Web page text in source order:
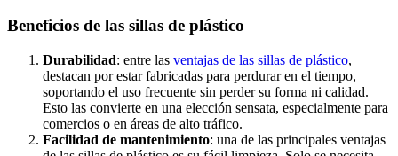
Beneficios de las sillas de plástico
Durabilidad: entre las ventajas de las sillas de plástico,
destacan por estar fabricadas para perdurar en el tiempo,
soportando el uso frecuente sin perder su forma ni calidad.
Esto las convierte en una elección sensata, especialmente para
comercios o en áreas de alto tráfico.
Facilidad de mantenimiento: una de las principales ventajas